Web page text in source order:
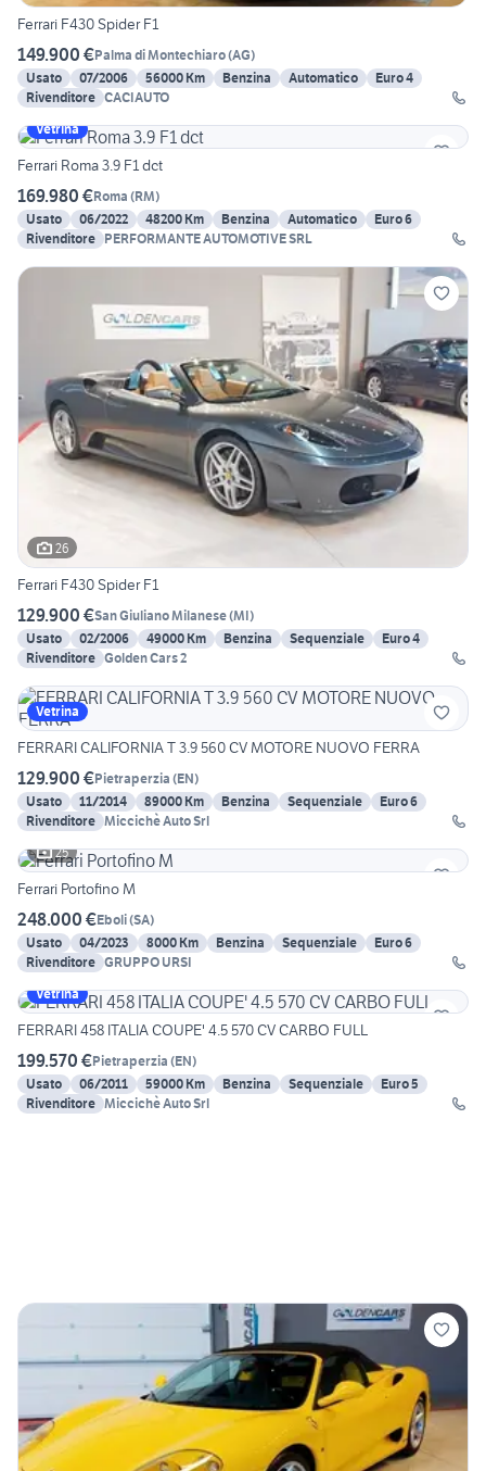
Ferrari F430 Spider F1
149.900 €Palma di Montechiaro(AG)
Usato
07/2006 56000 Km Benzina Automatico
Euro 4
Rivenditore CACIAUTO
Vetrina
Ferrari Roma 3.9 F1 dct
169.980 €Roma (RM)
Usato
06/2022 48200 Km Benzina Automatico
Euro 6
Rivenditore PERFORMANTE AUTOMOTIVE SRL
26
Ferrari F430 Spider F1
129.900 €San Giuliano Milanese(MI)
Usato
02/2006 49000 Km Benzina Sequenziale
Euro 4
Rivenditore Golden Cars 2
Vetrina
FERRARI CALIFORNIA T 3.9 560 CV MOTORE NUOVO FERRA
129.900 €Pietraperzia (EN)
Usato
11/2014 89000 Km Benzina Sequenziale
Euro 6
Rivenditore Miccichè Auto Srl
25
Ferrari Portofino M
248.000 €Eboli(SA)
Usato
04/2023 8000 Km Benzina Sequenziale
Euro 6
Rivenditore GRUPPO URSI
Vetrina
FERRARI 458 ITALIA COUPE' 4.5 570 CV CARBO FULL
199.570 €Pietraperzia (EN)
Usato
06/2011 59000 Km Benzina Sequenziale
Euro 5
Rivenditore Miccichè Auto Srl